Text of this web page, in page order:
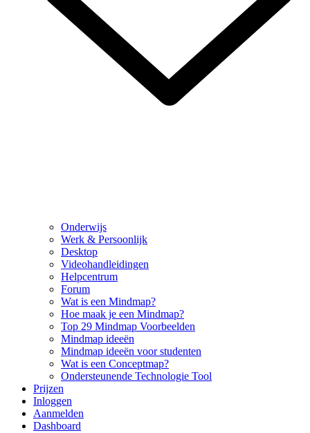
Onderwijs
Werk & Persoonlijk
Desktop
Videohandleidingen
Helpcentrum
Forum
Wat is een Mindmap?
Hoe maak je een Mindmap?
Top 29 Mindmap Voorbeelden
Mindmap ideeën
Mindmap ideeën voor studenten
Wat is een Conceptmap?
Ondersteunende Technologie Tool
Prijzen
Inloggen
Aanmelden
Dashboard